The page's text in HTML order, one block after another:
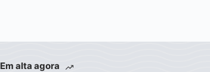
Em alta agora